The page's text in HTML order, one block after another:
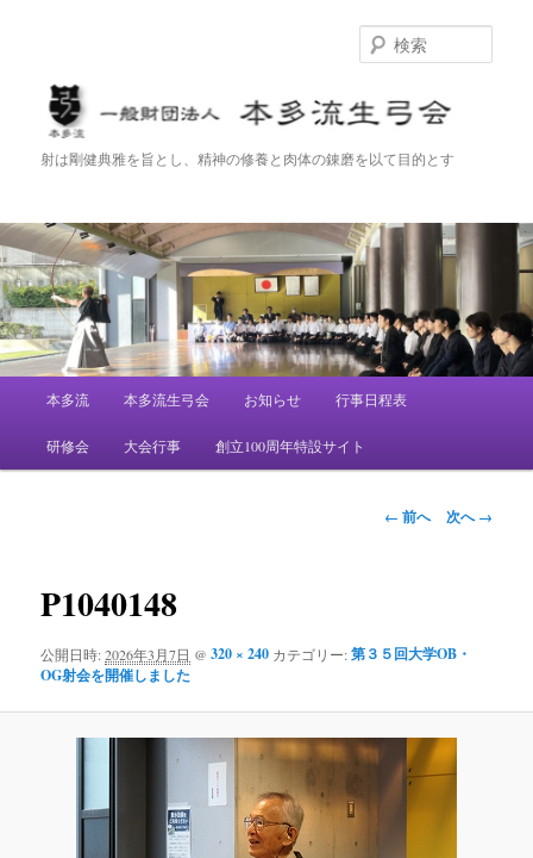
一般財団法人 本多流生弓会
射は剛健典雅を旨とし、精神の修養と肉体の錬磨を以て目的とす
索
メ
イ
ン
テ
ン
本多流 本多流生弓会 お知らせ 行事日程表
研修会 大会行事 創立100周年特設サイト
画
シ
ン
← 前へ 次へ →
P1040148
公開日時:2026年3月7日 @320 × 240 カテゴリー:第３５回大学OB・
OG射会を開催しました